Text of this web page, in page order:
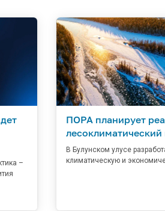
–
ПОРА планирует
лесоклиматический
В Булунском улусе
климатическую и